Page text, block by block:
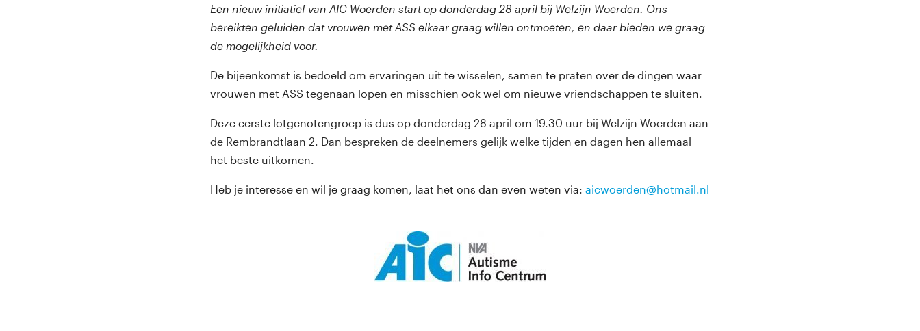
Een nieuw initiatief van AIC Woerden start op donderdag 28 april bij Welzijn Woerden. Ons
bereikten geluiden dat vrouwen met ASS elkaar graag willen ontmoeten, en daar bieden we graag
de mogelijkheid voor.
De bijeenkomst is bedoeld om ervaringen uit te wisselen, samen te praten over de dingen waar
vrouwen met ASS tegenaan lopen en misschien ook wel om nieuwe vriendschappen te sluiten.
Deze eerste lotgenotengroep is dus op donderdag 28 april om 19.30 uur bij Welzijn Woerden aan
de Rembrandtlaan 2. Dan bespreken de deelnemers gelijk welke tijden en dagen hen allemaal
het beste uitkomen.
Heb je interesse en wil je graag komen, laat het ons dan even weten via: aicwoerden@hotmail.nl